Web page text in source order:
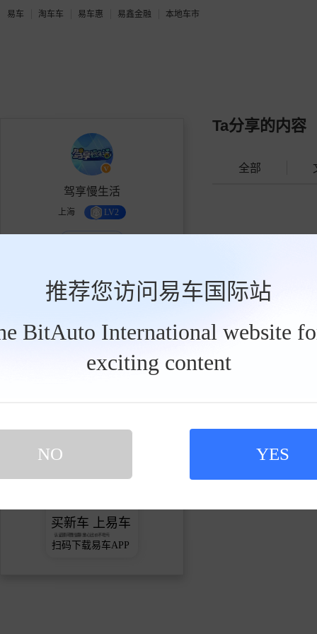
易车 淘车车 易车惠 易鑫金融 本地车市
推荐您访问易车国际站
BitAuto International website
exciting content
NO YES
驾享慢生活
上海 LV2
10.2万 4 2.0万
买新车 上易车
认证顾问微信聊 放心比价不吃亏
扫码下载易车APP
Ta分享的内容
全部